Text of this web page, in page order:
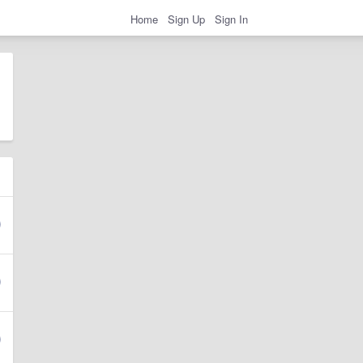
Home Sign Up Sign In